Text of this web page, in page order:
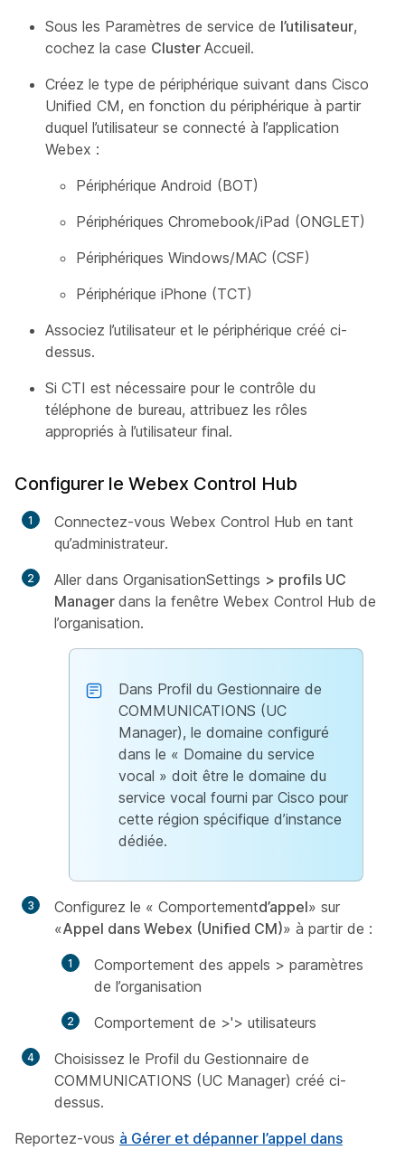
Sous les Paramètres de service de l’utilisateur,
cochez la case Cluster Accueil.
Créez le type de périphérique suivant dans Cisco
Unified CM, en fonction du périphérique à partir
duquel l’utilisateur se connecté à l’application
Webex :
Périphérique Android (BOT)
Périphériques Chromebook/iPad (ONGLET)
Périphériques Windows/MAC (CSF)
Périphérique iPhone (TCT)
Associez l’utilisateur et le périphérique créé ci-
dessus.
Si CTI est nécessaire pour le contrôle du
téléphone de bureau, attribuez les rôles
appropriés à l’utilisateur final.
Configurer le Webex Control Hub
Connectez-vous Webex Control Hub en tant
qu’administrateur.
Aller dans OrganisationSettings > profils UC
Manager dans la fenêtre Webex Control Hub de
l’organisation.
Dans Profil du Gestionnaire de
COMMUNICATIONS (UC
Manager), le domaine configuré
dans le « Domaine du service
vocal » doit être le domaine du
service vocal fourni par Cisco pour
cette région spécifique d’instance
dédiée.
Configurez le « Comportementd’appel» sur
«Appel dans Webex (Unified CM)» à partir de :
Comportement des appels > paramètres
de l’organisation
Comportement de >'> utilisateurs
Choisissez le Profil du Gestionnaire de
COMMUNICATIONS (UC Manager) créé ci-
dessus.
Reportez-vous à Gérer et dépanner l’appel dans